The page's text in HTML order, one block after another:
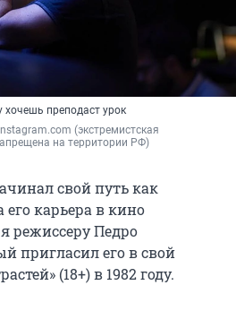
преподаст урок
(экстремистская
на территории РФ)
свой путь как
его карьера в кино
режиссеру Педро
пригласил его в свой
(18+) в 1982 году.